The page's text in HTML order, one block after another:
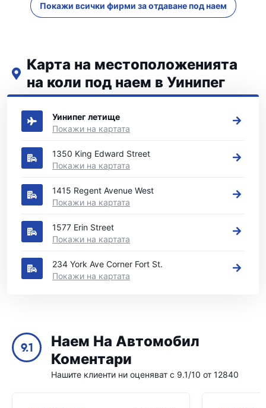
Покажи всички фирми за отдаване под наем
Карта на местоположенията
на коли под наем в Уинипег
Вижте нашите основни места за коли под наем в Уинипег
Уинипег летище
Покажи на картата
1350 King Edward Street
Покажи на картата
1415 Regent Avenue West
Покажи на картата
1577 Erin Street
Покажи на картата
234 York Ave Corner Fort St.
Покажи на картата
9.1
Наем На Автомобил
Коментари
Нашите клиенти ни оценяват с 9.1/10 от 12840